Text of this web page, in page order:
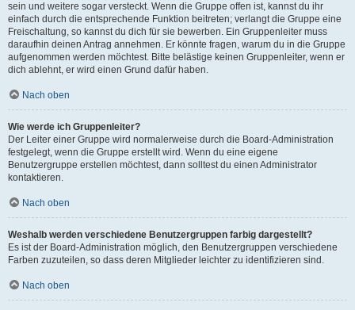
sein und weitere sogar versteckt. Wenn die Gruppe offen ist, kannst du ihr
einfach durch die entsprechende Funktion beitreten; verlangt die Gruppe eine
Freischaltung, so kannst du dich für sie bewerben. Ein Gruppenleiter muss
daraufhin deinen Antrag annehmen. Er könnte fragen, warum du in die Gruppe
aufgenommen werden möchtest. Bitte belästige keinen Gruppenleiter, wenn er
dich ablehnt, er wird einen Grund dafür haben.
Nach oben
Wie werde ich Gruppenleiter?
Der Leiter einer Gruppe wird normalerweise durch die Board-Administration
festgelegt, wenn die Gruppe erstellt wird. Wenn du eine eigene
Benutzergruppe erstellen möchtest, dann solltest du einen Administrator
kontaktieren.
Nach oben
Weshalb werden verschiedene Benutzergruppen farbig dargestellt?
Es ist der Board-Administration möglich, den Benutzergruppen verschiedene
Farben zuzuteilen, so dass deren Mitglieder leichter zu identifizieren sind.
Nach oben